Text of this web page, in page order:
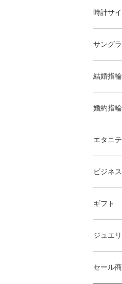
時計サ
サング
結婚指輪
婚約指輪
エタニ
ビジネス
ギフト
ジュエ
セール